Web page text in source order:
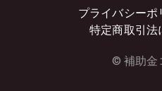
プライバシーポ
特定商取引法
© 補助金